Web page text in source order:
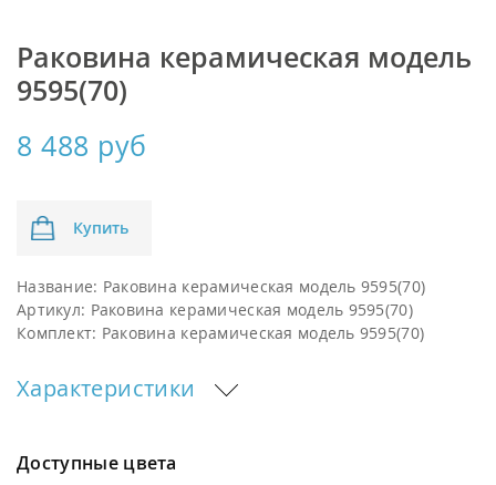
Раковина керамическая модель
9595(70)
8 488 руб
Купить
Название: Раковина керамическая модель 9595(70)
Артикул: Раковина керамическая модель 9595(70)
Комплект: Раковина керамическая модель 9595(70)
Характеристики
Доступные цвета